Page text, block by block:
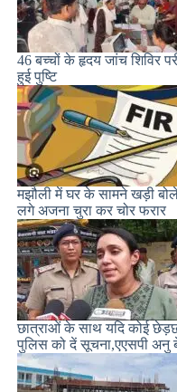
46 बच्चों के हृदय जांच शिविर
हुई पुष्टि
मझौली में घर के सामने खड़ी
लगे अजना चुरा कर चोर फरार
छात्राओं के साथ यदि कोई
पुलिस को दें सूचना,एएसपी अनु